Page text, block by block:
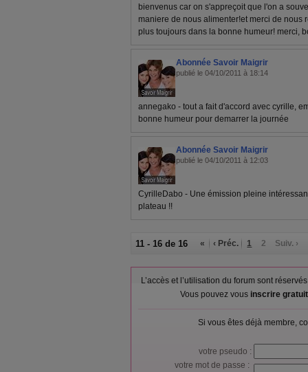
bienvenus car on s'appreçoit que l'on a
maniere de nous alimenter!et merci de nous
plus toujours dans la bonne humeur! merci,
Abonnée Savoir Maigrir
publié le 04/10/2011 à 18:14
annegako - tout a fait d'accord avec cyrille,
bonne humeur pour demarrer la journée
Abonnée Savoir Maigrir
publié le 04/10/2011 à 12:03
CyrilleDabo - Une émission pleine
plateau !!
11 - 16 de 16 « ‹ Préc. 1 2 Suiv. ›
L’accès et l’utilisation du forum sont
Vous pouvez vous inscrire
Si vous êtes déjà membre,
votre pseudo :
votre mot de passe :